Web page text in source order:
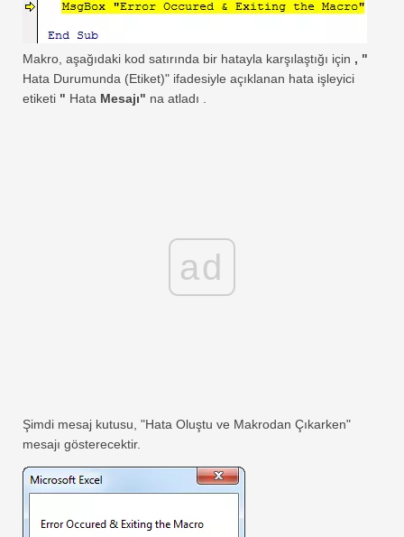
Makro, aşağıdaki kod satırında bir hatayla karşılaştığı için , "
Hata Durumunda (Etiket)" ifadesiyle açıklanan hata işleyici
etiketi " Hata Mesajı" na atladı .
ad
Şimdi mesaj kutusu, "Hata Oluştu ve Makrodan Çıkarken"
mesajı gösterecektir.